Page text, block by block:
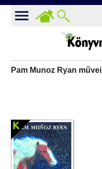
Pam Munoz Ryan művei